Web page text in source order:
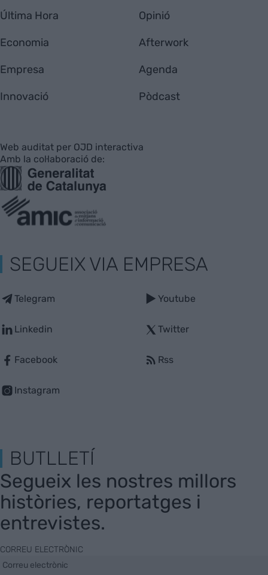
Última Hora
Economia
Empresa
Innovació
Opinió
Afterwork
Agenda
Pòdcast
Web auditat per OJD interactiva
Amb la col·laboració de:
SEGUEIX VIA EMPRESA
Telegram
Linkedin
Facebook
Instagram
Youtube
Twitter
Rss
BUTLLETÍ
Segueix les nostres millors
històries, reportatges i
entrevistes.
CORREU ELECTRÒNIC